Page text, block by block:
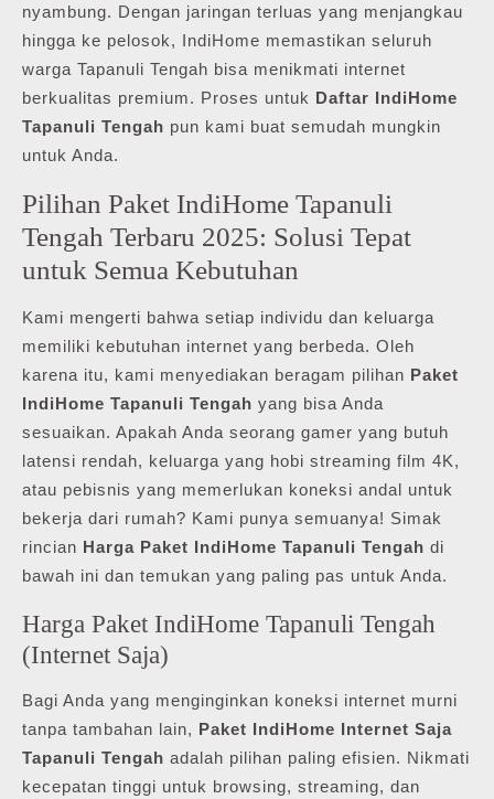
nyambung. Dengan jaringan terluas yang menjangkau
hingga ke pelosok, IndiHome memastikan seluruh
warga Tapanuli Tengah bisa menikmati internet
berkualitas premium. Proses untuk Daftar IndiHome
Tapanuli Tengah pun kami buat semudah mungkin
untuk Anda.
Pilihan Paket IndiHome Tapanuli
Tengah Terbaru 2025: Solusi Tepat
untuk Semua Kebutuhan
Kami mengerti bahwa setiap individu dan keluarga
memiliki kebutuhan internet yang berbeda. Oleh
karena itu, kami menyediakan beragam pilihan Paket
IndiHome Tapanuli Tengah yang bisa Anda
sesuaikan. Apakah Anda seorang gamer yang butuh
latensi rendah, keluarga yang hobi streaming film 4K,
atau pebisnis yang memerlukan koneksi andal untuk
bekerja dari rumah? Kami punya semuanya! Simak
rincian Harga Paket IndiHome Tapanuli Tengah di
bawah ini dan temukan yang paling pas untuk Anda.
Harga Paket IndiHome Tapanuli Tengah
(Internet Saja)
Bagi Anda yang menginginkan koneksi internet murni
tanpa tambahan lain, Paket IndiHome Internet Saja
Tapanuli Tengah adalah pilihan paling efisien. Nikmati
kecepatan tinggi untuk browsing, streaming, dan